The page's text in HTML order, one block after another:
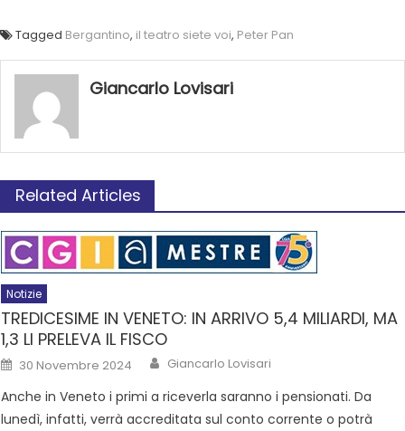
Tagged Bergantino, il teatro siete voi, Peter Pan
Giancarlo Lovisari
Related Articles
Notizie
TREDICESIME IN VENETO: IN ARRIVO 5,4 MILIARDI, MA
1,3 LI PRELEVA IL FISCO
30 Novembre 2024 Giancarlo Lovisari
Anche in Veneto i primi a riceverla saranno i pensionati. Da
lunedì, infatti, verrà accreditata sul conto corrente o potrà